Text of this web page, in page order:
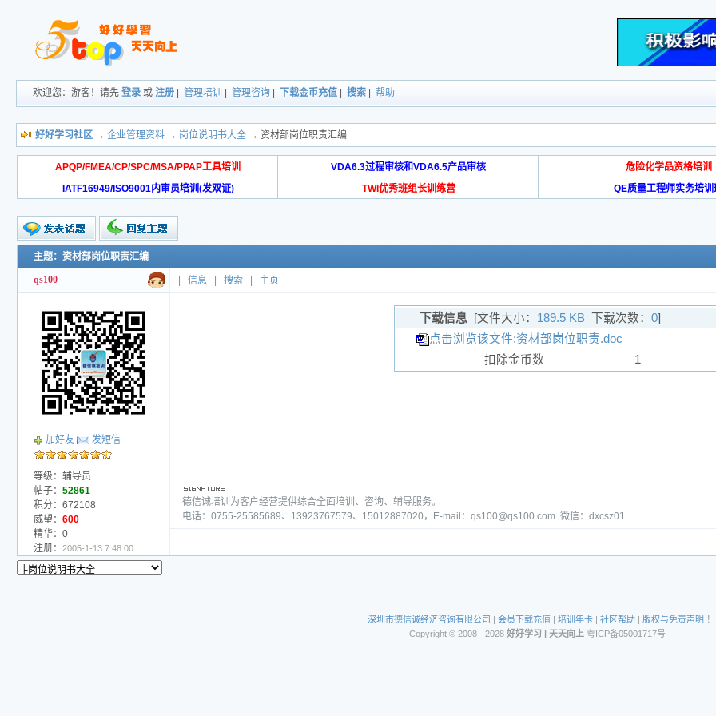
欢迎您：游客！请先登录 或注册 |管理培训 |管理咨询 下载金币充值 |搜索 |帮助
好好学习社区 →企业管理资料 → 岗位说明书大全 → 资材部岗位职责汇编
APQP/FMEA/CP/SPC/MSA/PPAP工具培训 VDA6.3过程审核和VDA6.5产品审核 危险化学品资格培训
IATF16949/ISO9001内审员培训(发双证)
TWI优秀班组长训练营 QE质量工程师实务培训
主题：资材部岗位职责汇编
qs100 信息 搜索 主页
加好友 发短信
等级：辅导员
帖子： 52861
积分：672108
威望： 600
精华：0
注册：
2005-1-13 7:48:00
下载信息 [文件大小： 189.5 KB 下载次数： 0]
点击浏览该文件:资材部岗位职责.doc
扣除金币数
1
德信诚培训为客户经营提供综合全面培训、咨询、辅导服务。
电话：0755-25585689、13923767579、15012887020，E-mail：qs100@qs100.com 微信：dxcsz01
深圳市德信诚经济咨询有限公司 | 会员下载充值| 培训年卡| 社区帮助| 版权与免责声明 ！
Copyright © 2008 - 2028 好好学习 | 天天向上 粤ICP备05001717号